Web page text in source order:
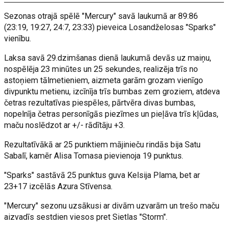
Sezonas otrajā spēlē "Mercury" savā laukumā ar 89:86
(23:19, 19:27, 24:7, 23:33) pieveica Losandželosas "Sparks"
vienību.
Laksa savā 29.dzimšanas dienā laukumā devās uz maiņu,
nospēlēja 23 minūtes un 25 sekundes, realizēja trīs no
astoņiem tālmetieniem, aizmeta garām grozam vienīgo
divpunktu metienu, izcīnīja trīs bumbas zem groziem, atdeva
četras rezultatīvas piespēles, pārtvēra divas bumbas,
nopelnīja četras personīgās piezīmes un pieļāva trīs kļūdas,
maču noslēdzot ar +/- rādītāju +3.
Rezultatīvākā ar 25 punktiem mājinieču rindās bija Satu
Sabalī, kamēr Alisa Tomasa pievienoja 19 punktus.
"Sparks" sastāvā 25 punktus guva Kelsija Plama, bet ar
23+17 izcēlās Azura Stīvensa.
"Mercury" sezonu uzsākusi ar divām uzvarām un trešo maču
aizvadīs sestdien viesos pret Sietlas "Storm".